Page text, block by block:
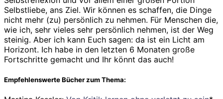
Selbstliebe, ans Ziel. Wir können es schaffen, die Dinge
nicht mehr (zu) persönlich zu nehmen. Für Menschen die,
wie ich, sehr vieles sehr persönlich nehmen, ist der Weg
steinig. Aber ich kann Euch sagen: da ist ein Licht am
Horizont. Ich habe in den letzten 6 Monaten große
Fortschritte gemacht und Ihr könnt das auch!
Empfehlenswerte Bücher zum Thema: